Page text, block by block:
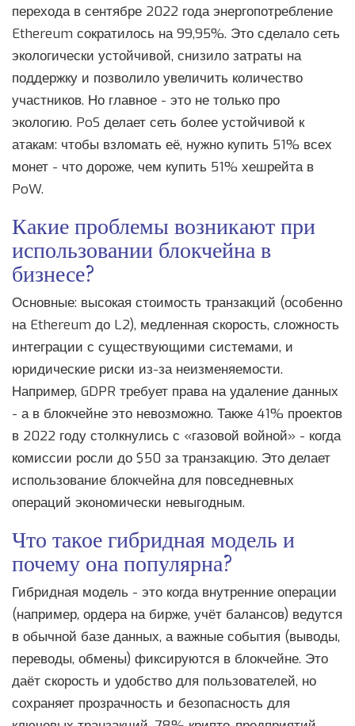
перехода в сентябре 2022 года энергопотребление
Ethereum сократилось на 99,95%. Это сделало сеть
экологически устойчивой, снизило затраты на
поддержку и позволило увеличить количество
участников. Но главное - это не только про
экологию. PoS делает сеть более устойчивой к
атакам: чтобы взломать её, нужно купить 51% всех
монет - что дороже, чем купить 51% хешрейта в
PoW.
Какие проблемы возникают при
использовании блокчейна в
бизнесе?
Основные: высокая стоимость транзакций (особенно
на Ethereum до L2), медленная скорость, сложность
интеграции с существующими системами, и
юридические риски из-за неизменяемости.
Например, GDPR требует права на удаление данных
- а в блокчейне это невозможно. Также 41% проектов
в 2022 году столкнулись с «газовой войной» - когда
комиссии росли до $50 за транзакцию. Это делает
использование блокчейна для повседневных
операций экономически невыгодным.
Что такое гибридная модель и
почему она популярна?
Гибридная модель - это когда внутренние операции
(например, ордера на бирже, учёт балансов) ведутся
в обычной базе данных, а важные события (выводы,
переводы, обмены) фиксируются в блокчейне. Это
даёт скорость и удобство для пользователей, но
сохраняет прозрачность и безопасность для